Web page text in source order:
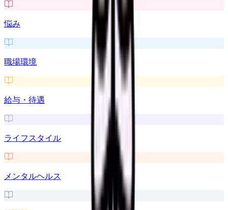
悩み
職場環境
給与・待遇
ライフスタイル
メンタルヘルス